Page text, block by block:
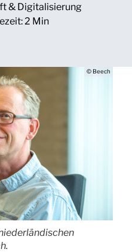
& Digitalisierung
2 Min
© Beech